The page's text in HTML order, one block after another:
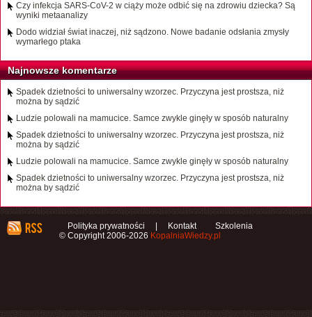
Czy infekcja SARS-CoV-2 w ciąży może odbić się na zdrowiu dziecka? Są
wyniki metaanalizy
Dodo widział świat inaczej, niż sądzono. Nowe badanie odsłania zmysły
wymarłego ptaka
Najnowsze komentarze
Spadek dzietności to uniwersalny wzorzec. Przyczyna jest prostsza, niż
można by sądzić
Ludzie polowali na mamucice. Samce zwykle ginęły w sposób naturalny
Spadek dzietności to uniwersalny wzorzec. Przyczyna jest prostsza, niż
można by sądzić
Ludzie polowali na mamucice. Samce zwykle ginęły w sposób naturalny
Spadek dzietności to uniwersalny wzorzec. Przyczyna jest prostsza, niż
można by sądzić
Polityka prywatności Kontakt
Szkolenia
© Copyright 2006-2026 KopalniaWiedzy.pl